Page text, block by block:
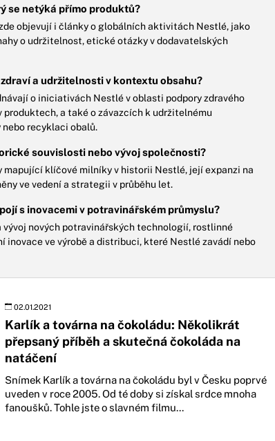
se netýká přímo produktů?
objevují i články o globálních aktivitách Nestlé, jako
o udržitelnost, etické otázky v dodavatelských
a udržitelnosti v kontextu obsahu?
o iniciativách Nestlé v oblasti podpory zdravého
a také o závazcích k udržitelnému
recyklaci obalů.
souvislosti nebo vývoj společnosti?
mapující klíčové milníky v historii Nestlé, její expanzi na
ve vedení a strategii v průběhu let.
s inovacemi v potravinářském průmyslu?
vývoj nových potravinářských technologií, rostlinné
ve výrobě a distribuci, které Nestlé zavádí nebo
02.01.2021
Karlík a továrna na čokoládu: Několikrát
přepsaný příběh a skutečná čokoláda na
natáčení
Snímek Karlík a továrna na čokoládu byl v Česku poprvé
uveden v roce 2005. Od té doby si získal srdce mnoha
fanoušků. Tohle jste o slavném filmu...